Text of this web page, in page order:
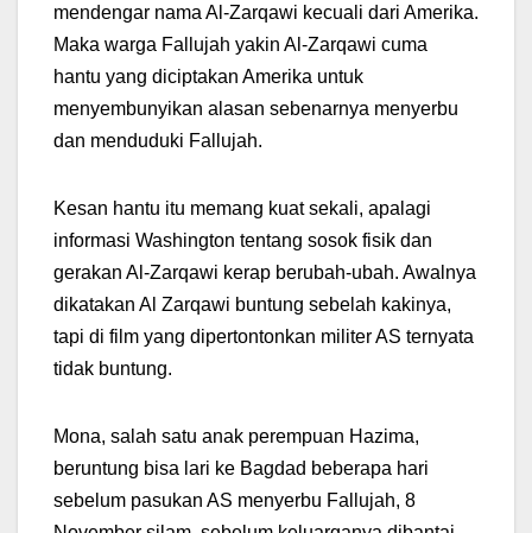
mendengar nama Al-Zarqawi kecuali dari Amerika.
Maka warga Fallujah yakin Al-Zarqawi cuma
hantu yang diciptakan Amerika untuk
menyembunyikan alasan sebenarnya menyerbu
dan menduduki Fallujah.
Kesan hantu itu memang kuat sekali, apalagi
informasi Washington tentang sosok fisik dan
gerakan Al-Zarqawi kerap berubah-ubah. Awalnya
dikatakan Al Zarqawi buntung sebelah kakinya,
tapi di film yang dipertontonkan militer AS ternyata
tidak buntung.
Mona, salah satu anak perempuan Hazima,
beruntung bisa lari ke Bagdad beberapa hari
sebelum pasukan AS menyerbu Fallujah, 8